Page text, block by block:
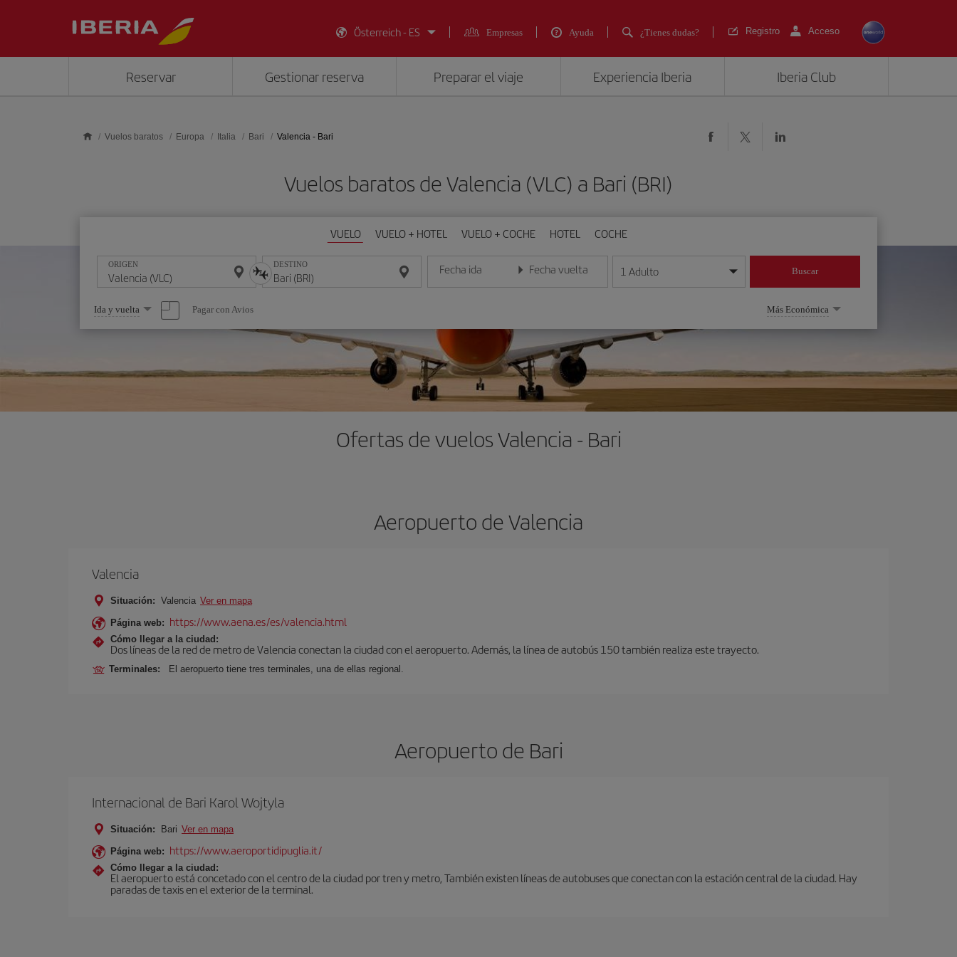
Österreich - ES
Empresas Ayuda ¿Tienes dudas? Registro Acceso
Reservar Gestionar reserva Preparar el viaje Experiencia Iberia Iberia Club
Vuelos baratos Europa Italia Bari Valencia - Bari
Vuelos baratos de Valencia (VLC) a Bari (BRI)
VUELO VUELO + HOTEL VUELO + COCHE HOTEL COCHE
ORIGEN DESTINO Fecha ida
Introduce la fecha en formato día/mes/año
Fecha vuelta
Introduce la fecha en formato día/mes/año
1 Adulto Buscar
Seleccione
una
opción
Ida y vuelta Pagar con Avios Más Económica
Ofertas de vuelos Valencia - Bari
Aeropuerto de Valencia
Valencia
Situación: Valencia Ver en mapa
Página web: https://www.aena.es/es/valencia.html
Cómo llegar a la ciudad:
Dos líneas de la red de metro de Valencia conectan la ciudad con el aeropuerto. Además, la línea de autobús 150 también realiza este trayecto.
Terminales: El aeropuerto tiene tres terminales, una de ellas regional.
Aeropuerto de Bari
Internacional de Bari Karol Wojtyla
Situación: Bari Ver en mapa
Página web: https://www.aeroportidipuglia.it/
Cómo llegar a la ciudad:
El aeropuerto está concetado con el centro de la ciudad por tren y metro, También existen líneas de autobuses que conectan con la estación central de la ciudad. Hay
paradas de taxis en el exterior de la terminal.